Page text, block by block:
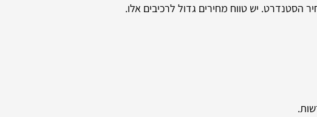
יש טווח מחירים גדול לרכיבים אלו.